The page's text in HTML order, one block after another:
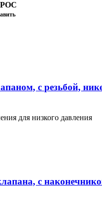
с резьбой,
для низкого давления
с